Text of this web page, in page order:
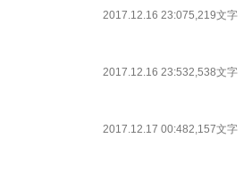
2017.12.16 23:075,219文字
2017.12.16 23:532,538文字
2017.12.17 00:482,157文字